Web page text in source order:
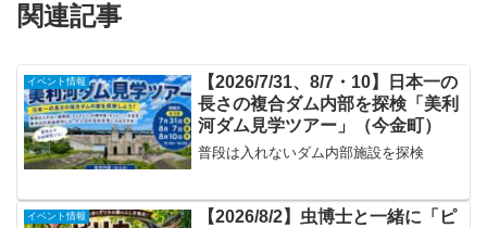
関連記事
イベント情報
【2026/7/31、8/7・10】日本一の
長さの複合ダム内部を探検「美利
河ダム見学ツアー」（今金町）
普段は入れないダム内部施設を探検
イベント情報
【2026/8/2】虫博士と一緒に「ピ